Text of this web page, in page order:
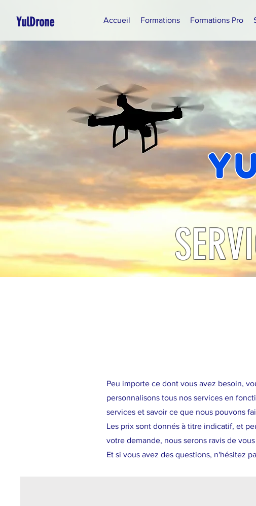
YulDrone Accueil Formations Formations Pro
Peu importe ce dont vous avez besoin,
personnalisons tous nos services en
services et savoir ce que nous pouvons
Les prix sont donnés à titre indicatif, et
votre demande, nous serons ravis de
Et si vous avez des questions, n'hésitez